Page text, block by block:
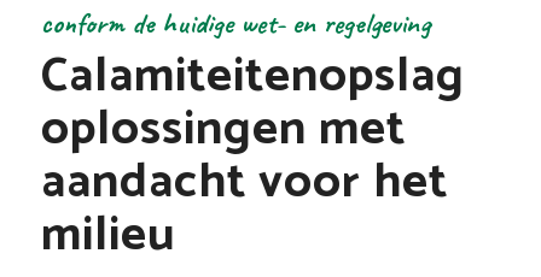
conform de huidige wet- en regelgeving
Calamiteitenopslag
oplossingen met
aandacht voor het
milieu